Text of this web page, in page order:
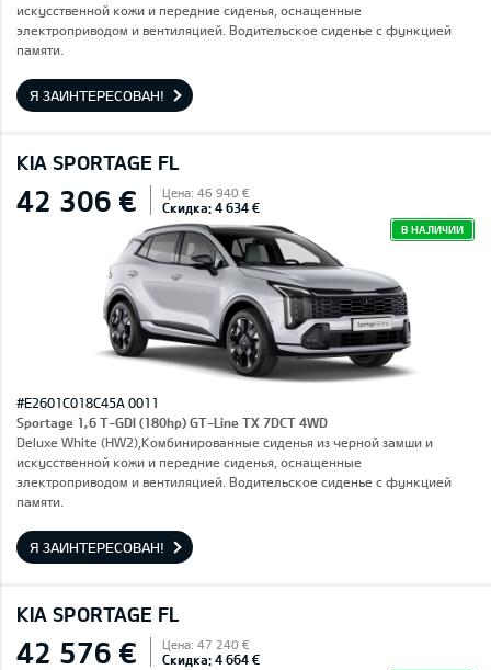
искусственной кожи и передние сиденья, оснащенные
электроприводом и вентиляцией. Водительское сиденье с функцией
памяти.
Я ЗАИНТЕРЕСОВАН!
KIA SPORTAGE FL
42 306 € Цена: 46 940 €
Скидка: 4 634 €
В НАЛИЧИИ
#E2601C018C45A 0011
Sportage 1,6 T-GDI (180hp) GT-Line TX 7DCT 4WD
Deluxe White (HW2),Комбинированные сиденья из черной замши и
искусственной кожи и передние сиденья, оснащенные
электроприводом и вентиляцией. Водительское сиденье с функцией
памяти.
Я ЗАИНТЕРЕСОВАН!
KIA SPORTAGE FL
42 576 € Цена: 47 240 €
Скидка: 4 664 €